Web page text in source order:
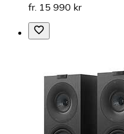
fr. 15 990 kr